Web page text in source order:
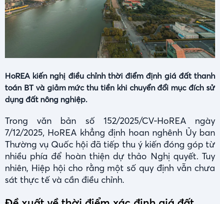
HoREA kiến nghị điều chỉnh thời điểm định giá đất thanh
toán BT và giảm mức thu tiền khi chuyển đổi mục đích sử
dụng đất nông nghiệp.
Trong văn bản số 152/2025/CV-HoREA ngày
7/12/2025, HoREA khẳng định hoan nghênh Ủy ban
Thường vụ Quốc hội đã tiếp thu ý kiến đóng góp từ
nhiều phía để hoàn thiện dự thảo Nghị quyết. Tuy
nhiên, Hiệp hội cho rằng một số quy định vẫn chưa
sát thực tế và cần điều chỉnh.